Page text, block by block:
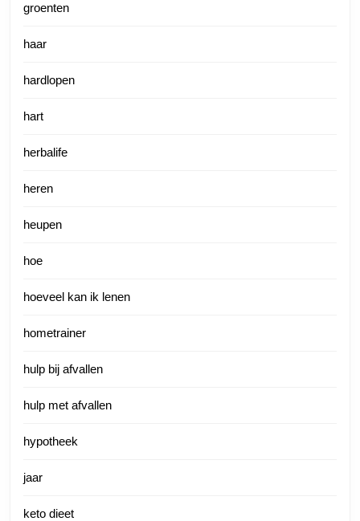
groenten
haar
hardlopen
hart
herbalife
heren
heupen
hoe
hoeveel kan ik lenen
hometrainer
hulp bij afvallen
hulp met afvallen
hypotheek
jaar
keto dieet